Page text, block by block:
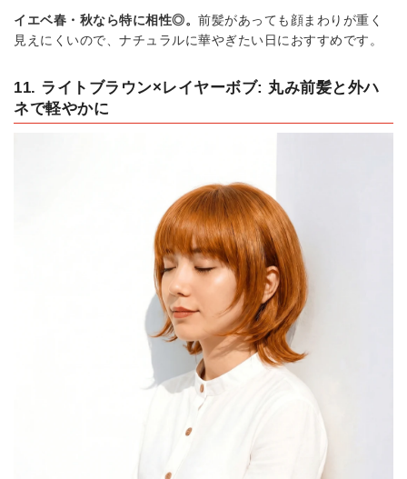
イエベ春・秋なら特に相性◎。 前髪があっても顔まわりが重く
見えにくいので、ナチュラルに華やぎたい日におすすめです。
11. ライトブラウン×レイヤーボブ: 丸み前髪と外ハ
ネで軽やかに